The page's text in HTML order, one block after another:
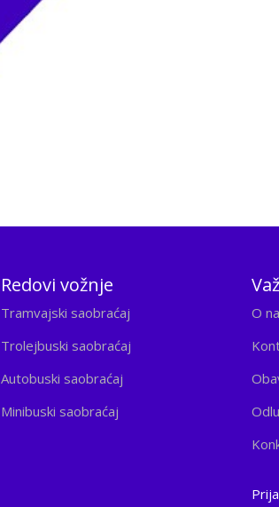
Redovi vožnje
Tramvajski saobraćaj
Trolejbuski saobraćaj
Autobuski saobraćaj
Minibuski saobraćaj
O